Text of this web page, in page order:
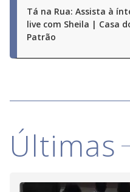
Tá na Rua: Assista à
live com Sheila | Casa
Patrão
Últimas